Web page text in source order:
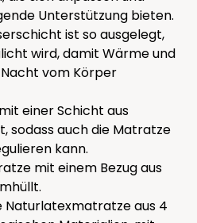
Unterstützung bieten.
ist so ausgelegt,
wird, damit Wärme und
vom Körper
einer Schicht aus
sodass auch die Matratze
kann.
mit einem Bezug aus
Naturlatexmatratze aus 4